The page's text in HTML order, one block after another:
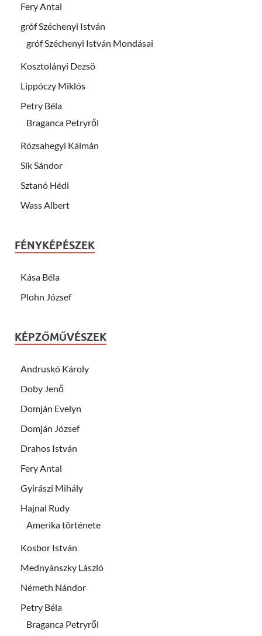
Fery Antal
gróf Széchenyi István
gróf Széchenyi István Mondásai
Kosztolányi Dezsö
Lippóczy Miklós
Petry Béla
Braganca Petryről
Rózsahegyi Kálmán
Sík Sándor
Sztanó Hédi
Wass Albert
FÉNYKÉPÉSZEK
Kása Béla
Plohn József
KÉPZŐMŰVÉSZEK
Andruskó Károly
Doby Jenő
Domján Evelyn
Domján József
Drahos István
Fery Antal
Gyirászi Mihály
Hajnal Rudy
Amerika története
Kosbor István
Mednyánszky László
Németh Nándor
Petry Béla
Braganca Petryről